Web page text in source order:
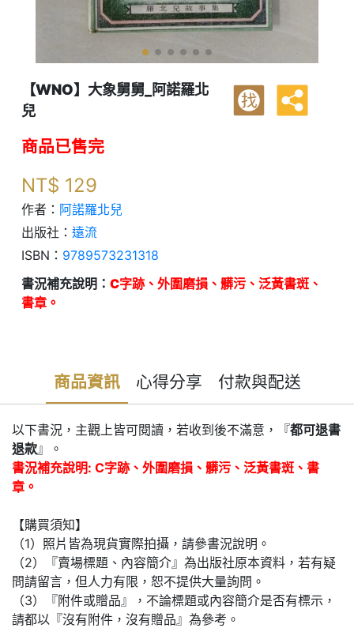
【WNO】大象舅舅_阿諾羅北
兒
找
商品已售完
NT$ 129
作者： 阿諾羅北兒
出版社： 遠流
ISBN： 9789573231318
書況補充說明： C字跡、外圍磨損、髒污、泛黃書斑、
書章。
商品資訊 心得分享 付款與配送
以下書況，主觀上皆可閱讀，若收到後不滿意，『都可退書
退款』。
書況補充說明: C字跡、外圍磨損、髒污、泛黃書斑、書
章。
【購買須知】
（1）照片皆為現貨實際拍攝，請參書況說明。
（2）『賣場標題、內容簡介』為出版社原本資料，若有疑
問請留言，但人力有限，恕不提供大量詢問。
（3）『附件或贈品』，不論標題或內容簡介是否有標示，
請都以『沒有附件，沒有贈品』為參考。